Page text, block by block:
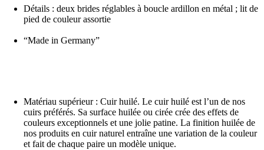
Détails : deux brides réglables à boucle ardillon en métal ; lit de
pied de couleur assortie
“Made in Germany”
Matériau supérieur : Cuir huilé. Le cuir huilé est l’un de nos
cuirs préférés. Sa surface huilée ou cirée crée des effets de
couleurs exceptionnels et une jolie patine. La finition huilée de
nos produits en cuir naturel entraîne une variation de la couleur
et fait de chaque paire un modèle unique.